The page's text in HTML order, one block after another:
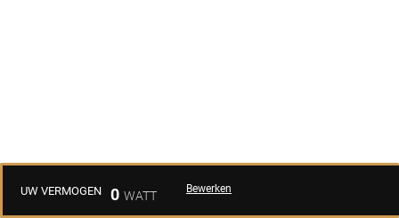
UW VERMOGEN 0 Bewerken